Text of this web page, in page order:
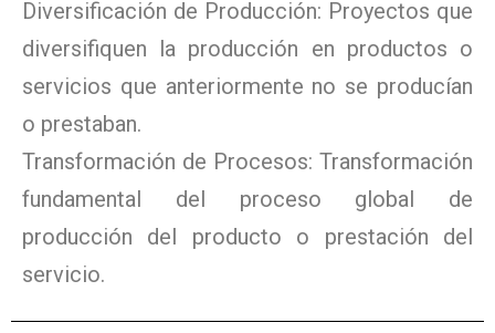
Diversificación de Producción: Proyectos que
diversifiquen la producción en productos o
servicios que anteriormente no se producían
o prestaban.
Transformación de Procesos: Transformación
fundamental del proceso global de
producción del producto o prestación del
servicio.